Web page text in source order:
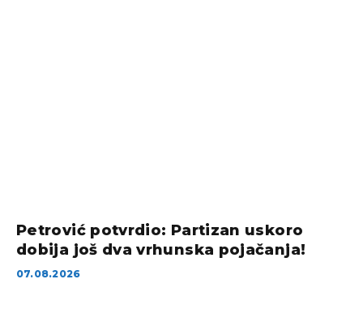
Petrović potvrdio: Partizan uskoro
dobija još dva vrhunska pojačanja!
07.08.2026